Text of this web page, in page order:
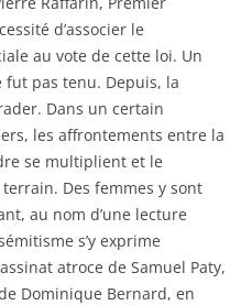
d’associer le
au vote de cette loi. Un
pas tenu. Depuis, la
Dans un certain
les affrontements entre la
se multiplient et le
Des femmes y sont
au nom d’une lecture
s’y exprime
atroce de Samuel Paty,
Dominique Bernard, en